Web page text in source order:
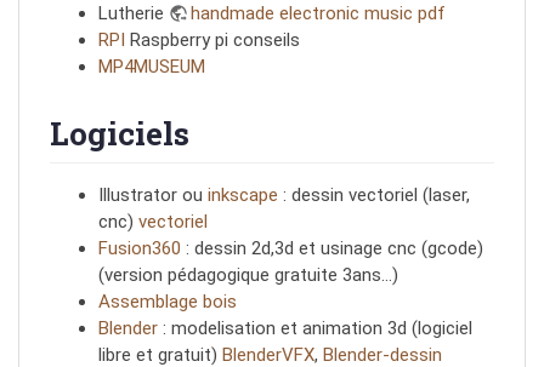
Lutherie
handmade electronic music pdf
RPI Raspberry pi conseils
MP4MUSEUM
Logiciels
Illustrator ou inkscape : dessin vectoriel (laser,
cnc) vectoriel
Fusion360 : dessin 2d,3d et usinage cnc (gcode)
(version pédagogique gratuite 3ans…)
Assemblage bois
Blender : modelisation et animation 3d (logiciel
libre et gratuit) BlenderVFX, Blender-dessin